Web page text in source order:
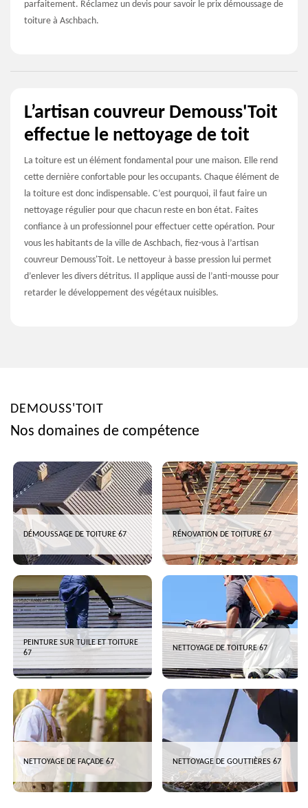
parfaitement. Réclamez un devis pour savoir le prix démoussage de
toiture à Aschbach.
L’artisan couvreur Demouss'Toit
effectue le nettoyage de toit
La toiture est un élément fondamental pour une maison. Elle rend
cette dernière confortable pour les occupants. Chaque élément de
la toiture est donc indispensable. C’est pourquoi, il faut faire un
nettoyage régulier pour que chacun reste en bon état. Faites
confiance à un professionnel pour effectuer cette opération. Pour
vous les habitants de la ville de Aschbach, fiez-vous à l’artisan
couvreur Demouss'Toit. Le nettoyeur à basse pression lui permet
d’enlever les divers détritus. Il applique aussi de l’anti-mousse pour
retarder le développement des végétaux nuisibles.
DEMOUSS'TOIT
Nos domaines de compétence
DÉMOUSSAGE DE TOITURE 67 RÉNOVATION DE TOITURE 67
PEINTURE SUR TUILE ET TOITURE
67
NETTOYAGE DE TOITURE 67
NETTOYAGE DE FAÇADE 67 NETTOYAGE DE GOUTTIÈRES 67